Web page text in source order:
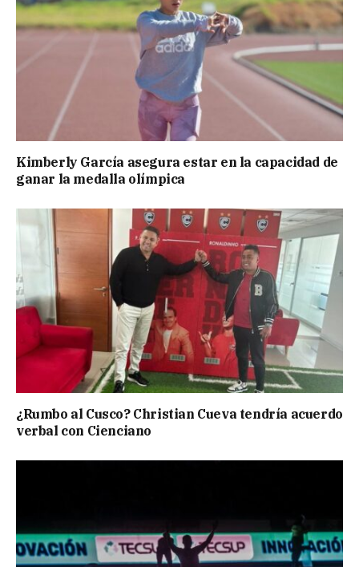
Kimberly García asegura estar en la capacidad de
ganar la medalla olímpica
¿Rumbo al Cusco? Christian Cueva tendría acuerdo
verbal con Cienciano